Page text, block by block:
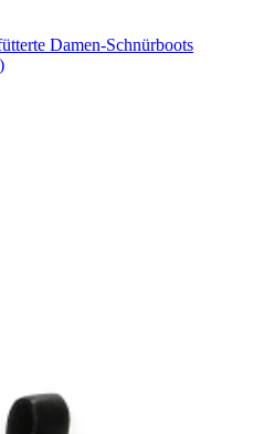
Damen-Schnürboots